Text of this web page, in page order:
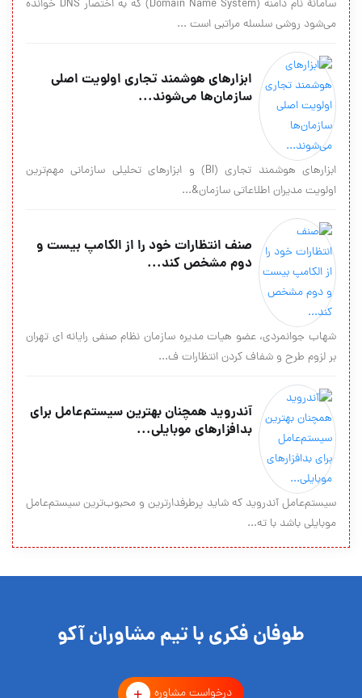
سامانهٔ نام دامنه (Domain Name System) که به اختصار DNS خوانده
می‌شود روشی سلسله مراتبی است ...
ابزارهای هوشمند تجاری اولویت اصلی
سازمان‌ها می‌شوند...
ابزارهای هوشمند تجاری (BI) و ابزارهای تحلیلی سازمانی مهم‌ترین
اولویت مدیران اطلاعاتی سازمان&...
صنف انتظارات خود را از الکامپ بیست و
دوم مشخص کند...
شهاب جوانمردی، عضو هیات مدیره سازمان نظام صنفی رایانه ای تهران
بر لزوم طرح و شفاف کردن انتظارات ف...
آندروید همچنان بهترین سیستم‌عامل برای
بدافزارهای موبایلی...
سیستم‌عامل آندروید که شاید پرطرفدارترین و محبوب‌ترین سیستم‌عامل
موبایلی باشد با ته...
طوفان فکری با تیم مشاوران آکو
درخواست مشاوره